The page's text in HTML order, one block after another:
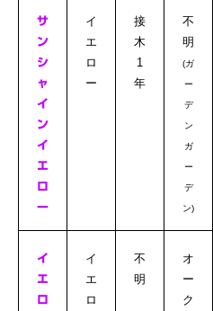
サ
ン
シ
ャ
イ
ン
イ
エ
ロ
ー
イ
エ
ロ
ー
接
木
1
年
不
明
(ガ
ー
デ
ン
ガ
ー
デ
ン)
イ
エ
ロ
イ
エ
ロ
不
明
オ
ー
ク